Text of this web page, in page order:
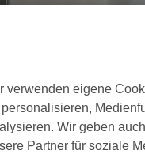
verwenden eigene
personalisieren,
Wir geben
Partner für soziale